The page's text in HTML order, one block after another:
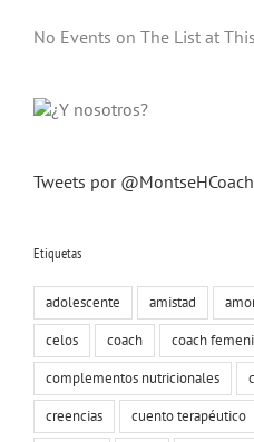
No Events on The List at
Tweets por @MontseHCoach
Etiquetas
adolescente amistad
celos
coach coach
complementos nutricionales
creencias
cuento terapéutico